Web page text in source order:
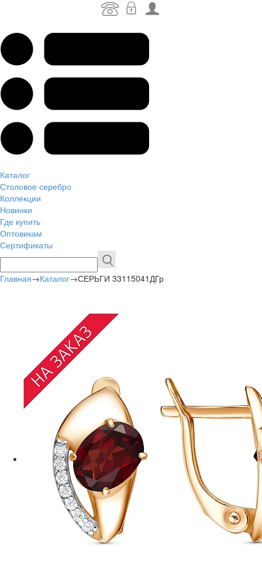
Каталог
Столовое серебро
Коллекции
Новинки
Где купить
Оптовикам
Сертификаты
Главная→Каталог→СЕРЬГИ 33115041ДГр